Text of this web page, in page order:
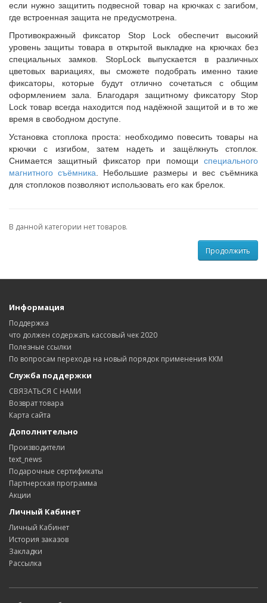
если нужно защитить подвесной товар на крючках с загибом,
где встроенная защита не предусмотрена.
Противокражный фиксатор Stop Lock обеспечит высокий
уровень защиты товара в открытой выкладке на крючках без
специальных замков. StopLock выпускается в различных
цветовых вариациях, вы сможете подобрать именно такие
фиксаторы, которые будут отлично сочетаться с общим
оформлением зала. Благодаря защитному фиксатору Stop
Lock товар всегда находится под надёжной защитой и в то же
время в свободном доступе.
Установка стоплока проста: необходимо повесить товары на
крючки с изгибом, затем надеть и защёлкнуть стоплок.
Снимается защитный фиксатор при помощи специального
магнитного съёмника . Небольшие размеры и вес съёмника
для стоплоков позволяют использовать его как брелок.
В данной категории нет товаров.
Продолжить
Информация
Поддержка
что должен содержать кассовый чек 2020
Полезные ссылки
По вопросам перехода на новый порядок применения ККМ
Служба поддержки
СВЯЗАТЬСЯ С НАМИ
Возврат товара
Карта сайта
Дополнительно
Производители
text_news
Подарочные сертификаты
Партнерская программа
Акции
Личный Кабинет
Личный Кабинет
История заказов
Закладки
Рассылка